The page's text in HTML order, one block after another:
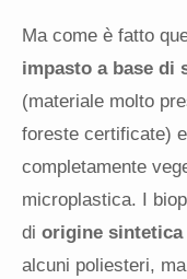
Ma come è fatto
impasto a base di
(materiale molto
foreste certificate)
completamente
microplastica. I
di origine sintetica
alcuni poliesteri,